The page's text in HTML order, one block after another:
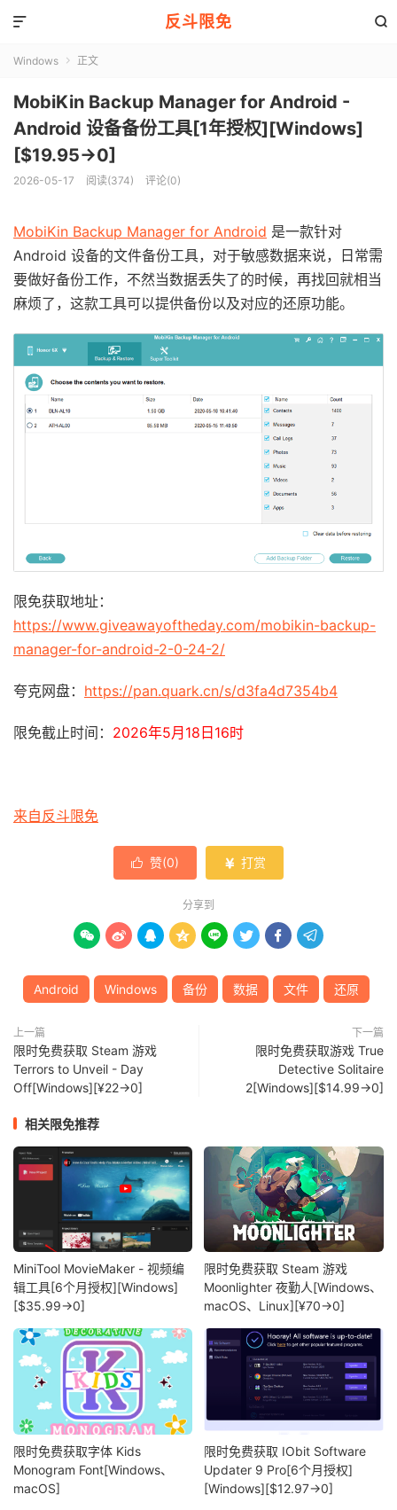
反斗限免 

Windows  正文
MobiKin Backup Manager for Android -
Android 设备备份工具[1年授权][Windows]
[$19.95→0]
2026-05-17 阅读(374) 评论(0)
MobiKin Backup Manager for Android 是一款针对
Android 设备的文件备份工具，对于敏感数据来说，日常需
要做好备份工作，不然当数据丢失了的时候，再找回就相当
麻烦了，这款工具可以提供备份以及对应的还原功能。
限免获取地址：
https://www.giveawayoftheday.com/mobikin-backup-
manager-for-android-2-0-24-2/
夸克网盘： https://pan.quark.cn/s/d3fa4d7354b4
限免截止时间： 2026年5月18日16时
来自反斗限免
 赞(0)  打赏
分享到
       
Android Windows 备份 数据 文件 还原
上一篇
限时免费获取 Steam 游戏
Terrors to Unveil - Day
Off[Windows][¥22→0]
下一篇
限时免费获取游戏 True
Detective Solitaire
2[Windows][$14.99→0]
相关限免推荐
MiniTool MovieMaker - 视频编
辑工具[6个月授权][Windows]
[$35.99→0]
限时免费获取 Steam 游戏
Moonlighter 夜勤人[Windows、
macOS、Linux][¥70→0]
限时免费获取字体 Kids
Monogram Font[Windows、
macOS]
限时免费获取 IObit Software
Updater 9 Pro[6个月授权]
[Windows][$12.97→0]